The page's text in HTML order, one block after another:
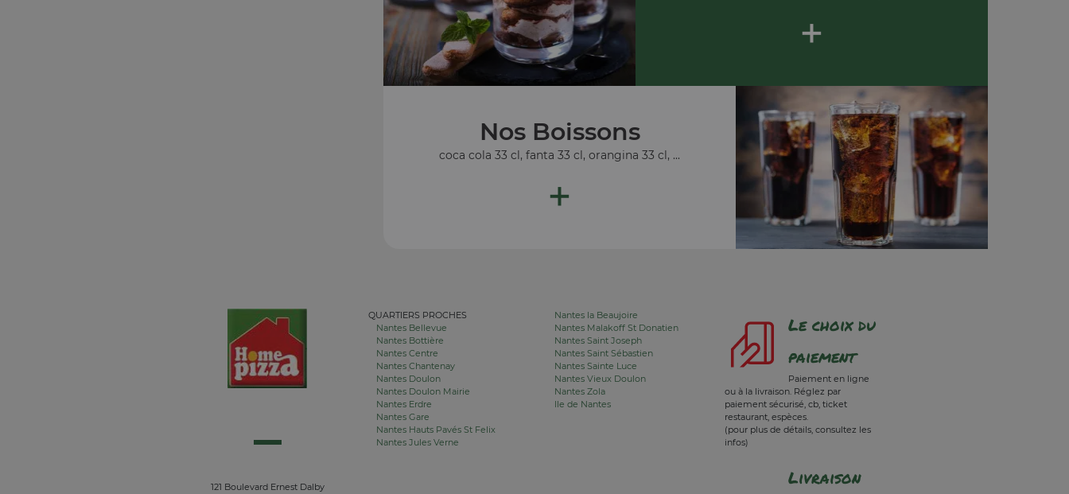
+
Nos Boissons
coca cola 33 cl, fanta 33 cl, orangina 33 cl, ...
+
121 Boulevard Ernest Dalby
QUARTIERS PROCHES
Nantes Bellevue
Nantes Bottière
Nantes Centre
Nantes Chantenay
Nantes Doulon
Nantes Doulon Mairie
Nantes Erdre
Nantes Gare
Nantes Hauts Pavés St Felix
Nantes Jules Verne
Nantes la Beaujoire
Nantes Malakoff St Donatien
Nantes Saint Joseph
Nantes Saint Sébastien
Nantes Sainte Luce
Nantes Vieux Doulon
Nantes Zola
Ile de Nantes
Le choix du
paiement
Paiement en ligne
ou à la livraison. Réglez par
paiement sécurisé, cb, ticket
restaurant, espèces.
(pour plus de détails, consultez les
infos)
Livraison